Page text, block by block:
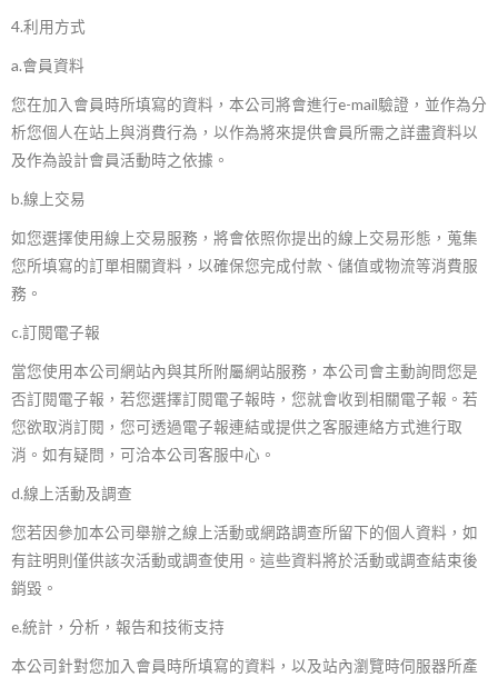
4.利用方式
a.會員資料
您在加入會員時所填寫的資料，本公司將會進行e-mail驗證，並作為分
析您個人在站上與消費行為，以作為將來提供會員所需之詳盡資料以
及作為設計會員活動時之依據。
b.線上交易
如您選擇使用線上交易服務，將會依照你提出的線上交易形態，蒐集
您所填寫的訂單相關資料，以確保您完成付款、儲值或物流等消費服
務。
c.訂閱電子報
當您使用本公司網站內與其所附屬網站服務，本公司會主動詢問您是
否訂閱電子報，若您選擇訂閱電子報時，您就會收到相關電子報。若
您欲取消訂閱，您可透過電子報連結或提供之客服連絡方式進行取
消。如有疑問，可洽本公司客服中心。
d.線上活動及調查
您若因參加本公司舉辦之線上活動或網路調查所留下的個人資料，如
有註明則僅供該次活動或調查使用。這些資料將於活動或調查結束後
銷毀。
e.統計，分析，報告和技術支持
本公司針對您加入會員時所填寫的資料，以及站內瀏覽時伺服器所產